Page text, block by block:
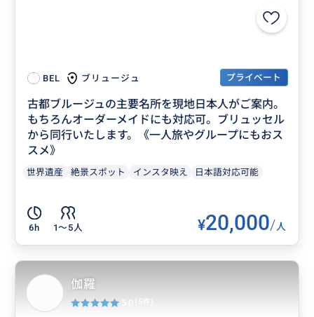
BEL ブリュージュ プライベート
古都ブルージュの主要名所を現地日本人がご案内。
もちろんオーダーメイドにも対応可。ブリュッセル
から同行いたします。《一人旅やグループにもおス
スメ》
世界遺産 絶景スポット インスタ映え 日本語対応可能
6h 1〜5人 ¥20,000/人
伽羅
5.0 (5件)